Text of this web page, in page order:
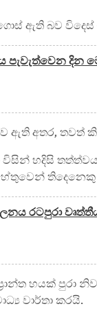
ඇති බව විදෙස්
පැවැත්වෙන දින
අතර, තවත්
විසින් හදිසි
තිදෙනෙකු
රටපුරා වෘත්තීය
හයක් පුරා
වාර්තා කරයි.